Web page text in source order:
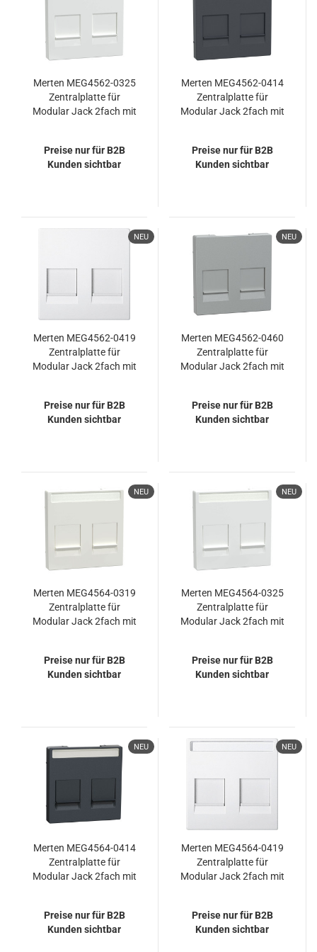
Merten MEG4562-0325
Zentralplatte für
Modular Jack 2fach mit
System M
Preise nur für B2B
Kunden sichtbar
Merten MEG4562-0414
Zentralplatte für
Modular Jack 2fach mit
Preise nur für B2B
Kunden sichtbar
NEU
Merten MEG4562-0419
Zentralplatte für
Modular Jack 2fach mit
Preise nur für B2B
Kunden sichtbar
NEU
Merten MEG4562-0460
Zentralplatte für
Modular Jack 2fach mit
Preise nur für B2B
Kunden sichtbar
NEU
Merten MEG4564-0319
Zentralplatte für
Modular Jack 2fach mit
polarweiß glänzend,
System M
Preise nur für B2B
Kunden sichtbar
NEU
Merten MEG4564-0325
Zentralplatte für
Modular Jack 2fach mit
aktivweiß glänzend,
System M
Preise nur für B2B
Kunden sichtbar
NEU
Merten MEG4564-0414
Zentralplatte für
Modular Jack 2fach mit
anthrazit, System M
Preise nur für B2B
Kunden sichtbar
NEU
Merten MEG4564-0419
Zentralplatte für
Modular Jack 2fach mit
polarweiß, System M
Preise nur für B2B
Kunden sichtbar